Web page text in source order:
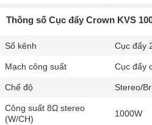
Thông số Cục đẩy Crown KVS
Số kênh Cục đẩy
Mạch công suất Cục đẩy
Chế độ Stereo/
Công suất 8Ω stereo
(W/CH)
1000W